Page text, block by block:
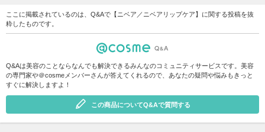
ここに掲載されているのは、Q&Aで【ニベア／ニベアリップケア】に関する投稿を抜
粋したものです。
Q&Aは美容のことならなんでも解決できるみんなのコミュニティサービスです。美容
の専門家や＠cosmeメンバーさんが答えてくれるので、あなたの疑問や悩みもきっと
すぐに解決しますよ！
この商品についてQ&Aで質問する